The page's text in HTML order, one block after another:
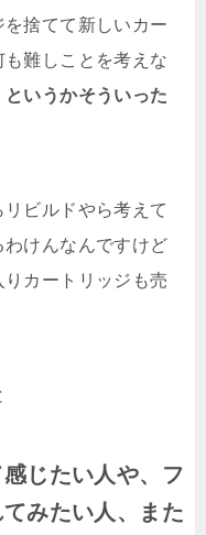
捨てて新しいカー
も難しことを考えな
というかそういった
ビルドやら考えて
けんなんですけど
カートリッジも売
じたい人や、フ
みたい人、また